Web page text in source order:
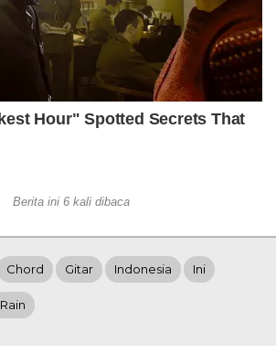
Berita ini 6 kali dibaca
Chord Gitar Indonesia Ini
Rain